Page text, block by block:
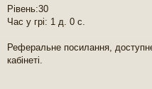
Рівень:30
Час у грі: 1 д. 0 с.
Реферальне посилання,
кабінеті.